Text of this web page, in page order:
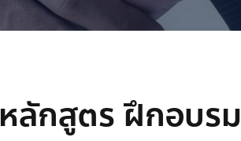
หลักสูตร ฝึกอบรม